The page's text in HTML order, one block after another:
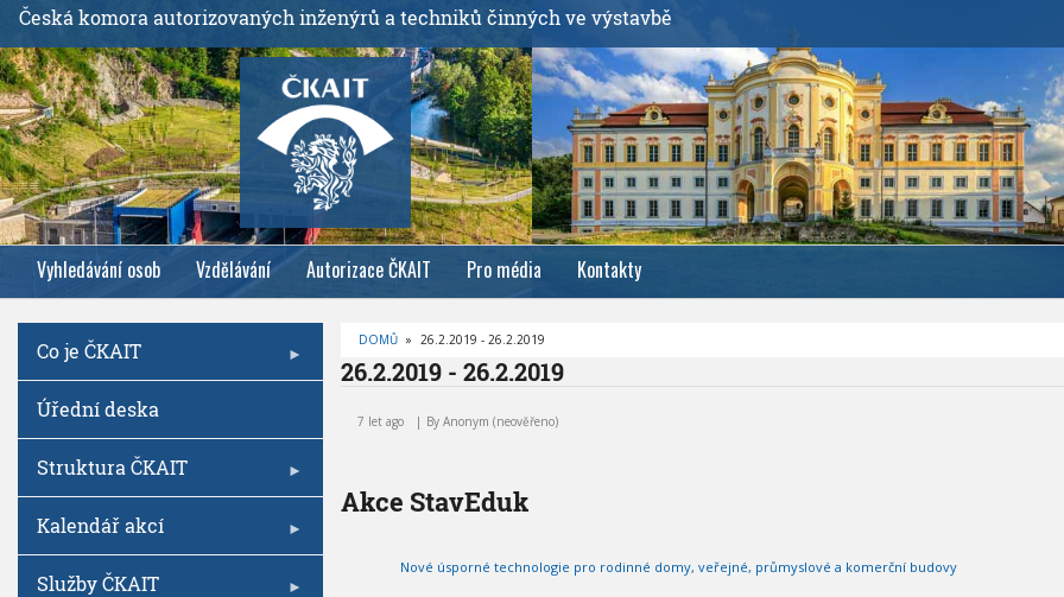
ř
e
j
í
t
k
h
l
v
Česká komora autorizovaných inženýrů a techniků činných ve výstavbě
Vyhledávání osob Vzdělávání Autorizace ČKAIT Pro média Kontakty
D
R
E
Á
N
DOMŮ » 26.2.2019 - 26.2.2019
26.2.2019 - 26.2.2019
2
7 let ago By Anonym (neověřeno)
Akce StavEduk
Nové úsporné technologie pro rodinné domy, veřejné, průmyslové a komerční budovy
Co je ČKAIT
Úřední deska
Struktura ČKAIT
Kalendář akcí
Služby ČKAIT